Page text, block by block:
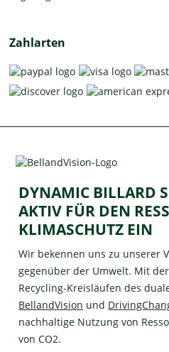
Zahlarten
DYNAMIC BILLARD
AKTIV FÜR DEN
KLIMASCHUTZ EIN
Wir bekennen uns zu unserer
gegenüber der Umwelt. Mit
Recycling-Kreisläufen des
BellandVision und
nachhaltige Nutzung von
von CO2.